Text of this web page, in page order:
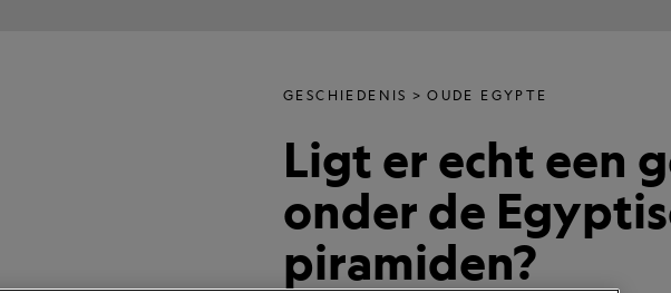
GESCHIEDENIS OUDE EGYPTE
Ligt er echt een
onder de
piramiden?